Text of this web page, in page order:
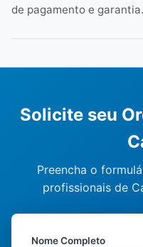
de pagamento e garantia.
Solicite seu
Preencha o
profissionais de
Nome Completo